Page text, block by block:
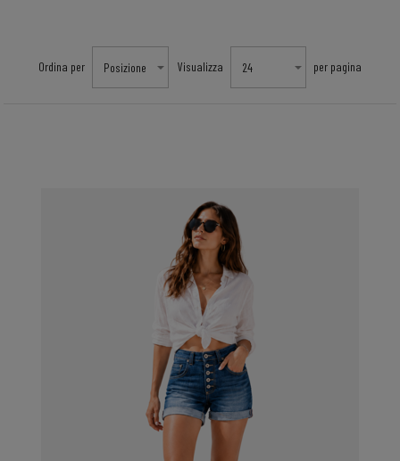
Ordina per Posizione Visualizza 24 per pagina